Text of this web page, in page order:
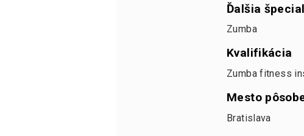
Ďalšia
Zumba
Kvalifikácia
Zumba fitness
Mesto
Bratislava